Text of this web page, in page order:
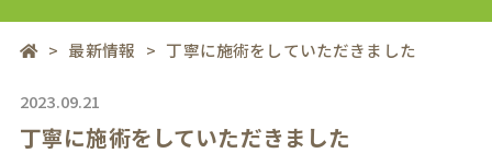
> 最新情報 > 丁寧に施術をしていただきました
2023.09.21
丁寧に施術をしていただきました